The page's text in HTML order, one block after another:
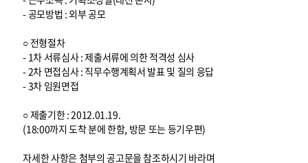
- 공모방법 : 외부 공모
○ 전형절차
- 1차 서류심사 : 제출서류에 의한 적격성 심사
- 2차 면접심사 : 직무수행계획서 발표 및 질의 응답
- 3차 임원면접
○ 제출기한 : 2012.01.19.
(18:00까지 도착 분에 한함, 방문 또는 등기우편)
자세한 사항은 첨부의 공고문을 참조하시기 바라며